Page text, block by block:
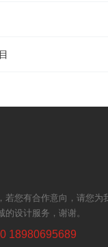
若您有合作意向，请您
设计服务，谢谢。
18980695689